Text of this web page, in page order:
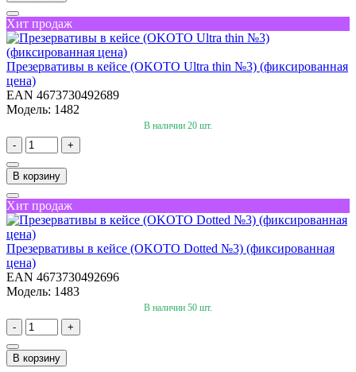
Хит продаж
Презервативы в кейсе (OKOTO Ultra thin №3) (фиксированная
цена)
EAN 4673730492689
Модель: 1482
В наличии 20 шт.
- +
В корзину
Хит продаж
Презервативы в кейсе (OKOTO Dotted №3) (фиксированная
цена)
EAN 4673730492696
Модель: 1483
В наличии 50 шт.
- +
В корзину